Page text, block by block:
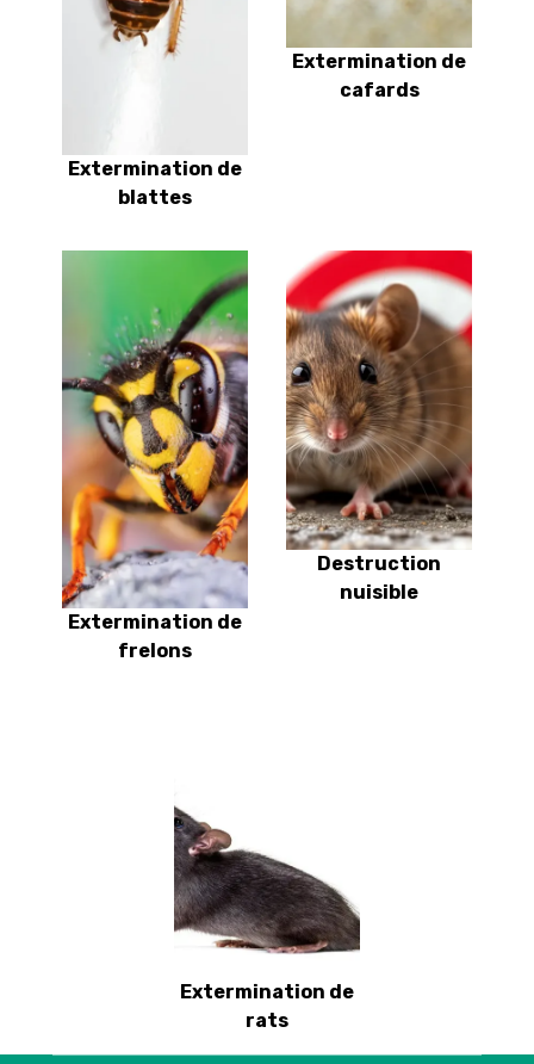
Extermination de
blattes
Extermination de
cafards
Extermination de
frelons
Destruction
nuisible
Extermination de
rats